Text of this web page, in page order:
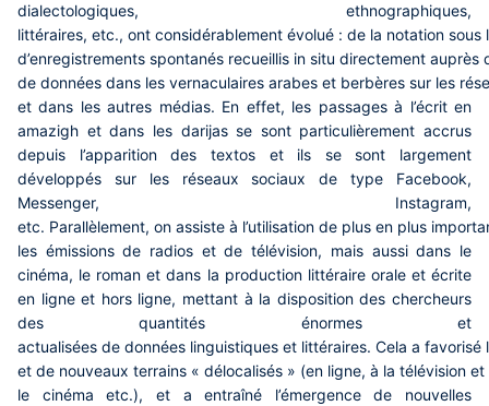
dialectologiques, ethnographiques,
littéraires, etc., ont considérablement évolué : de la notation
d’enregistrements spontanés recueillis in situ directement
de données dans les vernaculaires arabes et berbères sur les
et dans les autres médias. En effet, les passages à l’écrit en
amazigh et dans les darijas se sont particulièrement accrus
depuis l’apparition des textos et ils se sont largement
développés sur les réseaux sociaux de type Facebook,
Messenger, Instagram,
etc. Parallèlement, on assiste à l’utilisation de plus en plus
les émissions de radios et de télévision, mais aussi dans le
cinéma, le roman et dans la production littéraire orale et écrite
en ligne et hors ligne, mettant à la disposition des chercheurs
des quantités énormes et
actualisées de données linguistiques et littéraires. Cela a favorisé
et de nouveaux terrains « délocalisés » (en ligne, à la télévision
le cinéma etc.), et a entraîné l’émergence de nouvelles